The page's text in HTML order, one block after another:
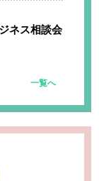
ネス相談会
一覧へ